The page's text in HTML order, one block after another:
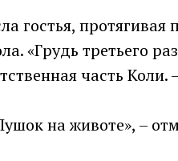
гостья, протягивая
«Грудь третьего
часть Коли.
на животе», –